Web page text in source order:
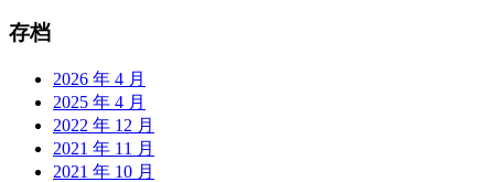
存档
2026 年 4 月
2025 年 4 月
2022 年 12 月
2021 年 11 月
2021 年 10 月